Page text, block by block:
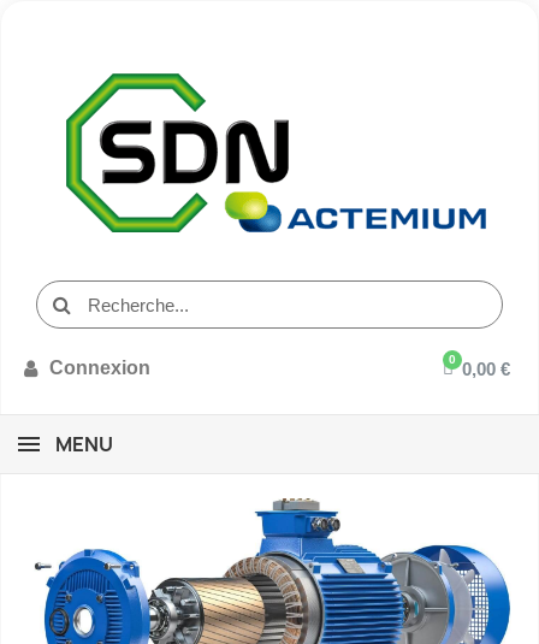
Connexion 0,00 €
MENU